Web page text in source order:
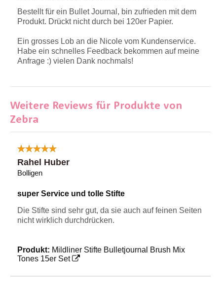
Bestellt für ein Bullet Journal, bin zufrieden mit dem
Produkt. Drückt nicht durch bei 120er Papier.
Ein grosses Lob an die Nicole vom Kundenservice.
Habe ein schnelles Feedback bekommen auf meine
Anfrage :) vielen Dank nochmals!
Weitere Reviews für Produkte von
Zebra
Rahel Huber
Bolligen
super Service und tolle Stifte
Die Stifte sind sehr gut, da sie auch auf feinen Seiten
nicht wirklich durchdrücken.
Produkt: Mildliner Stifte Bulletjournal Brush Mix
Tones 15er Set